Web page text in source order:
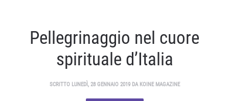
Pellegrinaggio nel cuore
spirituale d’Italia
SCRITTO LUNEDÌ, 28 GENNAIO 2019 DA KOINE MAGAZINE